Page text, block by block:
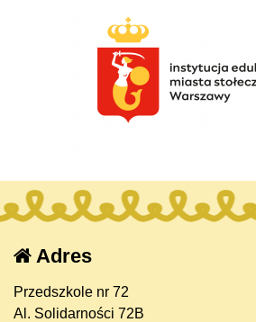
Adres
Przedszkole nr 72
Al. Solidarności 72B